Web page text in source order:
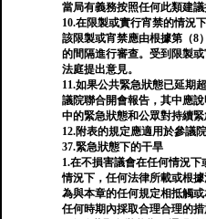
當局有義務按照任何此類建議
10.在限製或實行宵禁的情況
該限製或宵禁應由根據第（8
的間隔進行審查。受到限製
法庭提出意見。
11.如果公共緊急狀態已延期
議院聯合開會報告，其中應
中的緊急狀態和公眾對持續緊
12.附表的規定應適用於參議
37.緊急狀態下的干旱
1.在不損害議會在任何情況
情況下，任何法律所載或根
為與本章的任何規定相抵觸
任何時期內採取合理合理的